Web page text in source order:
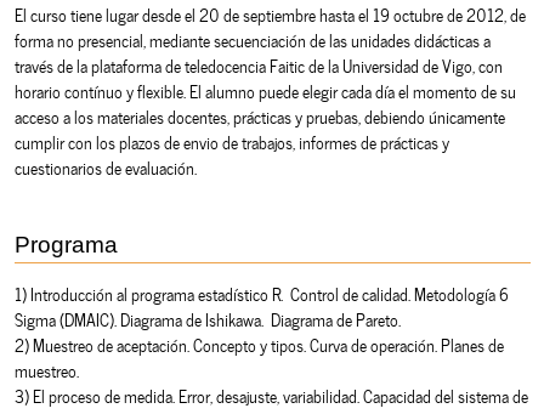
El curso tiene lugar desde el 20 de septiembre hasta el 19 octubre de 2012, de
forma no presencial, mediante secuenciación de las unidades didácticas a
través de la plataforma de teledocencia Faitic de la Universidad de Vigo, con
horario contínuo y flexible. El alumno puede elegir cada día el momento de su
acceso a los materiales docentes, prácticas y pruebas, debiendo únicamente
cumplir con los plazos de envio de trabajos, informes de prácticas y
cuestionarios de evaluación.
Programa
1) Introducción al programa estadístico R. Control de calidad. Metodología 6
Sigma (DMAIC). Diagrama de Ishikawa. Diagrama de Pareto.
2) Muestreo de aceptación. Concepto y tipos. Curva de operación. Planes de
muestreo.
3) El proceso de medida. Error, desajuste, variabilidad. Capacidad del sistema de